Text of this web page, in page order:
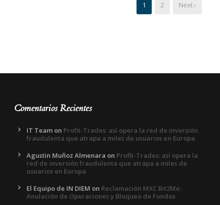
1 2 Next ›
Comentarios Recientes
IT Team on Profit-Trades: así opera la red de inversión
fraudulenta que atrapa a miles de usuarios en Europa
Agustin Muñoz Almenara on Profit-Trades: así opera la
red de inversión fraudulenta que atrapa a miles de
usuarios en Europa
El Equipo de IN DIEM on Reclamación MXC Bit2Me:
Anulación de Operaciones y Bloqueo de Fondos